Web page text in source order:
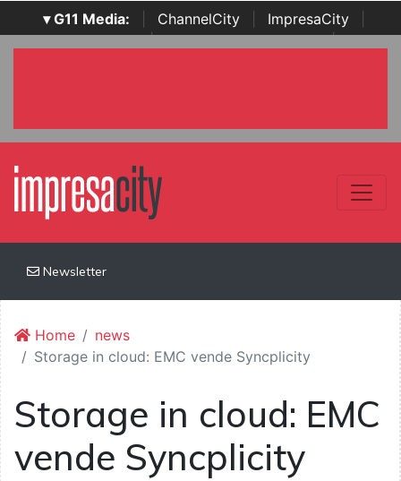
▾ G11 Media: ChannelCity ImpresaCity
SecurityOpenLab | Italian Channel Awards | Italian
Newsletter
Home
news
Storage in cloud: EMC vende Syncplicity
Storage in cloud: EMC
vende Syncplicity